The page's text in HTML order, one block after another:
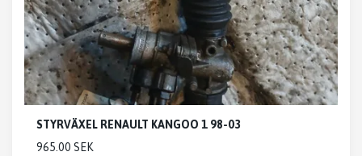
STYRVÄXEL RENAULT KANGOO 1 98-03
965.00 SEK